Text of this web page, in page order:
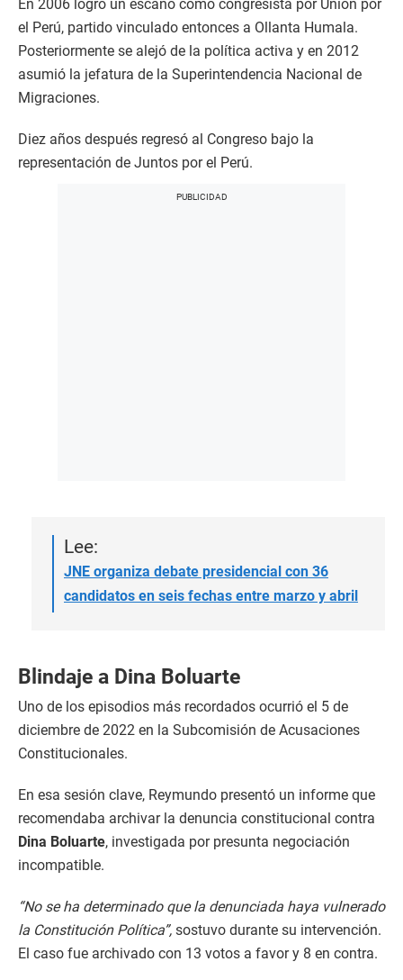
En 2006 logró un escaño como congresista por Unión por
el Perú, partido vinculado entonces a Ollanta Humala.
Posteriormente se alejó de la política activa y en 2012
asumió la jefatura de la Superintendencia Nacional de
Migraciones.
Diez años después regresó al Congreso bajo la
representación de Juntos por el Perú.
Lee:
JNE organiza debate presidencial con 36
candidatos en seis fechas entre marzo y abril
Blindaje a Dina Boluarte
Uno de los episodios más recordados ocurrió el 5 de
diciembre de 2022 en la Subcomisión de Acusaciones
Constitucionales.
En esa sesión clave, Reymundo presentó un informe que
recomendaba archivar la denuncia constitucional contra
Dina Boluarte, investigada por presunta negociación
incompatible.
“No se ha determinado que la denunciada haya vulnerado
la Constitución Política”, sostuvo durante su intervención.
El caso fue archivado con 13 votos a favor y 8 en contra.